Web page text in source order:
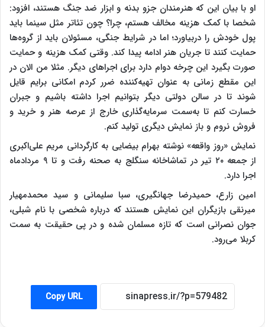
او با بیان این که هنرمندان جزو بدنه و ابزار ضد جنگ هستند، افزود:
شخصا با کمک هزینه مخالف هستم، چرا؟ چون تئاتر مثل سینما باید
پول خودش را دربیاورد؛ اما در شرایط جنگی، مسئولان باید از گروه‌ها
حمایت کنند تا جریان هنر ادامه پیدا کند. وقتی کمک هزینه و حمایت
صورت بگیرد این چرخه دوام دارد برای اجراهای دیگر. مثلا من الان در
این مقطع زمانی به عنوان تهیه‌کننده ضرر کردم امکانی برایم قایل
شوند تا در سالن دولتی دیگر بتوانیم اجرا داشته باشیم و جبران
خسارت کنم تا به‌سمت سرمایه‌گذاری خارج از عرصه هنر و خرید و
فروش نروم و باز نمایش دیگری تولید کنم.
نمایش «روز واقعه» نوشته بهرام بیضایی به کارگردانی مریم علی‌اکبری
از جمعه ۲۰ تیر در تماشاخانه ‌سنگلج به صحنه رفت و تا ۹ مردادماه
اجرا دارد.
امین زارع، حمیدرضا جهانگیری، سبا سلیمانی و سید محمدمهیار
میرنقی بازیگران این نمایش هستند که درباره شخصی با نام شبلی،
جوان نصرانی است که تازه مسلمان شده و در پی حقیقت به سمت
کربلا می‌رود.
Copy URL